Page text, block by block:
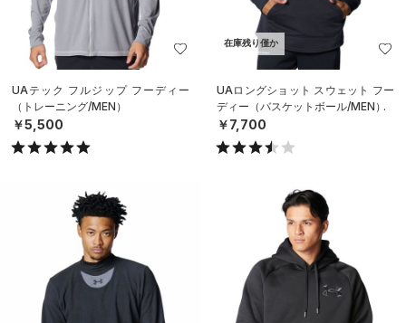
UAテック フルジップ フーディー
（トレーニング/MEN）
￥5,500
在庫残り僅か
UAロングショット スウェット フー
ディー（バスケットボール/MEN）
￥7,700